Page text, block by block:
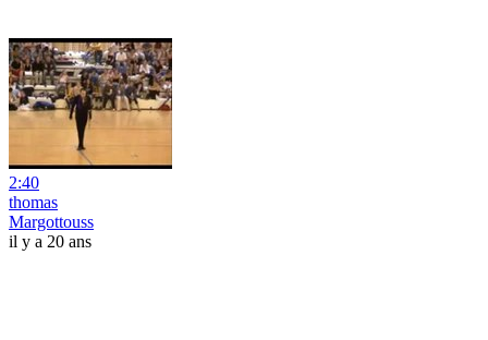
2:40
thomas
Margottouss
il y a 20 ans